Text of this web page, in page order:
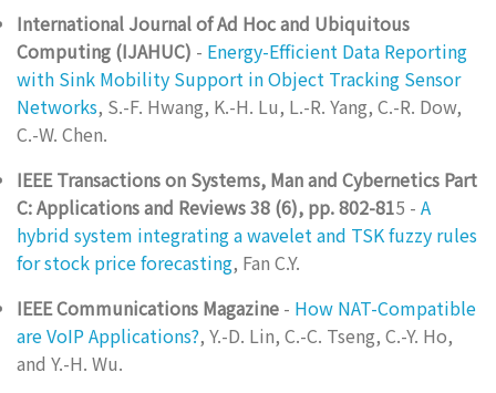
International Journal of Ad Hoc and Ubiquitous
Computing (IJAHUC) - Energy-Efficient Data Reporting
with Sink Mobility Support in Object Tracking Sensor
Networks, S.-F. Hwang, K.-H. Lu, L.-R. Yang, C.-R. Dow,
C.-W. Chen.
IEEE Transactions on Systems, Man and Cybernetics Part
C: Applications and Reviews 38 (6), pp. 802-815 - A
hybrid system integrating a wavelet and TSK fuzzy rules
for stock price forecasting, Fan C.Y.
IEEE Communications Magazine - How NAT-Compatible
are VoIP Applications?, Y.-D. Lin, C.-C. Tseng, C.-Y. Ho,
and Y.-H. Wu.